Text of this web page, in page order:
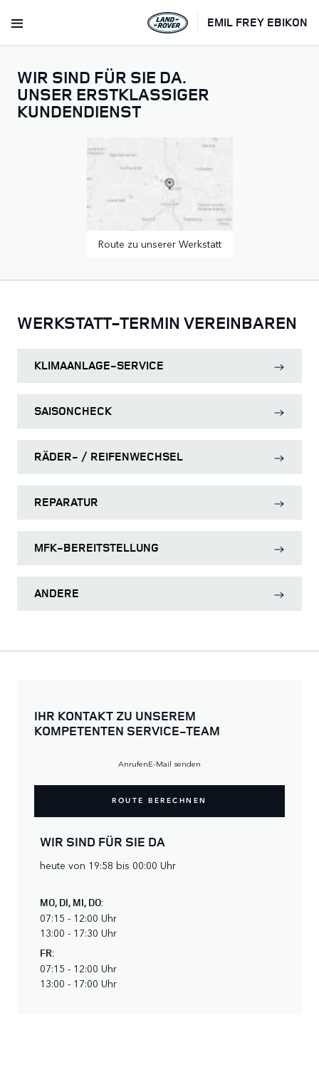
EMIL FREY EBIKON
WIR SIND FÜR SIE DA.
UNSER ERSTKLASSIGER
KUNDENDIENST
Route zu unserer Werkstatt
WERKSTATT-TERMIN VEREINBAREN
KLIMAANLAGE-SERVICE
SAISONCHECK
RÄDER- / REIFENWECHSEL
REPARATUR
MFK-BEREITSTELLUNG
ANDERE
IHR KONTAKT ZU UNSEREM
KOMPETENTEN SERVICE-TEAM
AnrufenE-Mail senden
ROUTE BERECHNEN
WIR SIND FÜR SIE DA
heute von 19:58 bis 00:00 Uhr
MO, DI, MI, DO:
07:15 - 12:00 Uhr
13:00 - 17:30 Uhr
FR:
07:15 - 12:00 Uhr
13:00 - 17:00 Uhr